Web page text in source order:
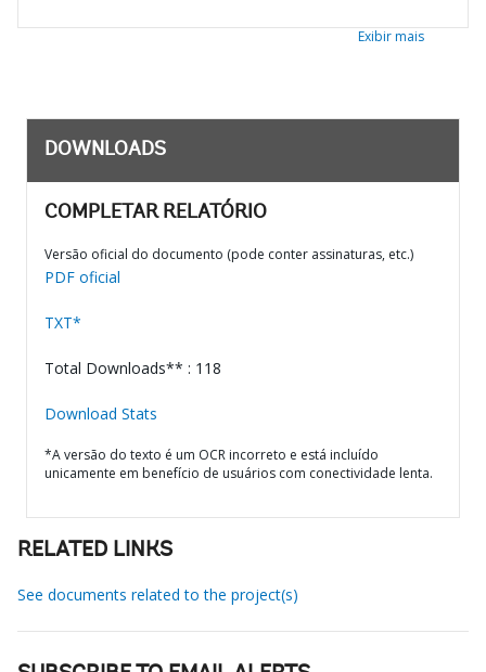
Exibir mais
DOWNLOADS
COMPLETAR RELATÓRIO
Versão oficial do documento (pode conter assinaturas, etc.)
PDF oficial
TXT*
Total Downloads** : 118
Download Stats
*A versão do texto é um OCR incorreto e está incluído
unicamente em benefício de usuários com conectividade lenta.
RELATED LINKS
See documents related to the project(s)